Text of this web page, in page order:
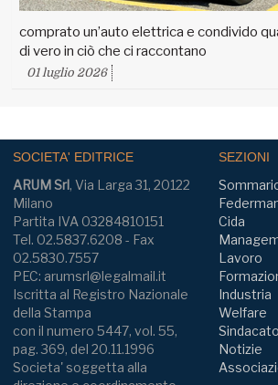
comprato un’auto elettrica e condivido
di vero in ciò che ci raccontano
01 luglio 2026
SOCIETA' EDITRICE
ARUM Srl, Via Larga 31, 20122
Milano
Partita IVA 03284810151
Tel. 02.5837.6208 - Fax
02.5830.7557
PEC: arumsrl@legalmail.it
Iscritta al Registro Nazionale
della Stampa
con il numero 5447, vol. 55,
pag. 369, del 20.11.1996
Societa' soggetta alla
SEZIONI
Cida
Lavoro
Industria
Welfare
Sindacato
Notizie